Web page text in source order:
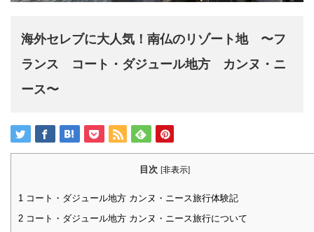
海外セレブに大人気！南仏のリゾート地 〜フ
ランス コート・ダジュール地方 カンヌ・ニ
ース〜
目次 [非表示]
1 コート・ダジュール地方 カンヌ・ニース旅行体験記
2 コート・ダジュール地方 カンヌ・ニース旅行について